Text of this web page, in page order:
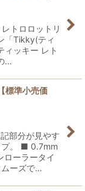
トロロットリ
「Tikky(ティ
ィッキー レト
…
標準小売価
部分が見やす
プ。 ■ 0.7mm
ローラータイ
ーズで…